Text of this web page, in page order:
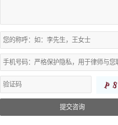
提交咨询